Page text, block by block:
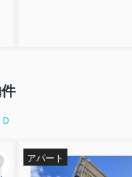
アパート